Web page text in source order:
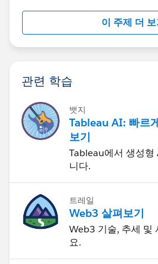
이 주제 더
관련 학습
뱃지
Tableau AI: 빠르
보기
Tableau에서 생성
니다.
트레일
Web3 살펴보기
Web3 기술, 추세 및
요.